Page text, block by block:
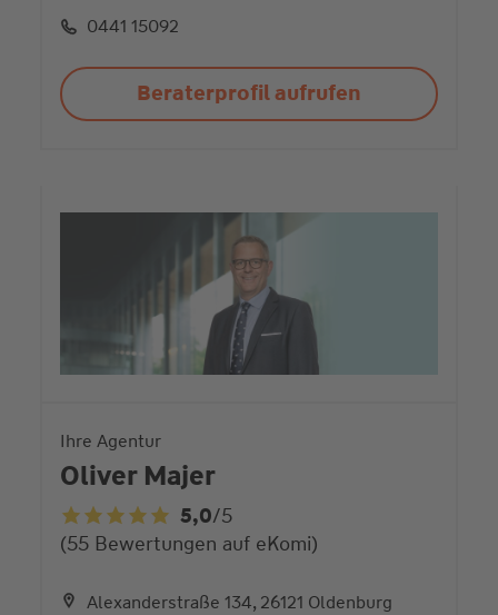
0441 15092
Beraterprofil aufrufen
Ihre Agentur
Oliver Majer
5,0/5
5,0
von
(55 Bewertungen auf eKomi)
Alexanderstraße 134, 26121 Oldenburg